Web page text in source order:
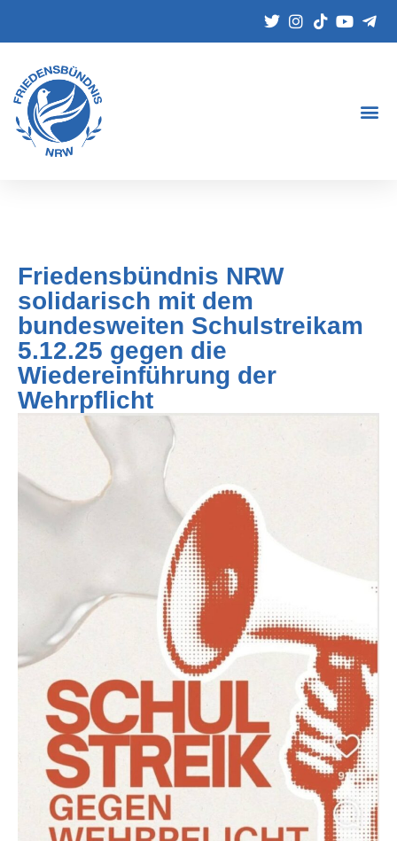
Friedensbündnis NRW
solidarisch mit dem
bundesweiten Schulstreikam
5.12.25 gegen die
Wiedereinführung der
Wehrpflicht